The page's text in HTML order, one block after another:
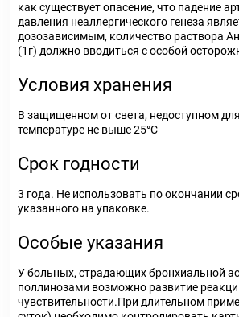
как существует опасение, что падение
давления неаллергического генеза
дозозависимым, количество раствора
(1г) должно вводиться с особой
Условия хранения
В защищенном от света, недоступном для
температуре не выше 25°C
Срок годности
3 года. Не использовать по окончании
указанного на упаковке.
Особые указания
У больных, страдающих бронхиальной
поллинозами возможно развитие
чувствительности.При длительном